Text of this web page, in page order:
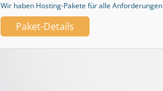
Wir haben Hosting-Pakete für alle Anforderungen
Paket-Details